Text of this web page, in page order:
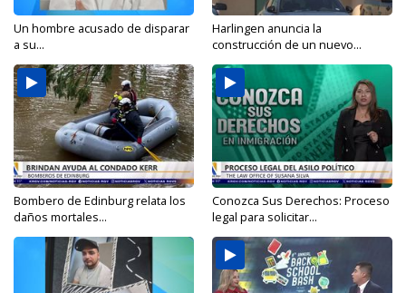
Un hombre acusado de disparar
a su...
Harlingen anuncia la
construcción de un nuevo...
Bombero de Edinburg relata los
daños mortales...
Conozca Sus Derechos: Proceso
legal para solicitar...